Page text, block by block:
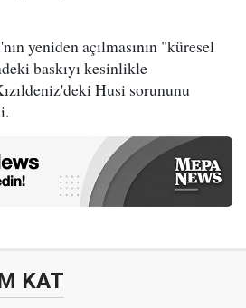
yeniden açılmasının "küresel
baskıyı kesinlikle
Husi sorununu
KAT